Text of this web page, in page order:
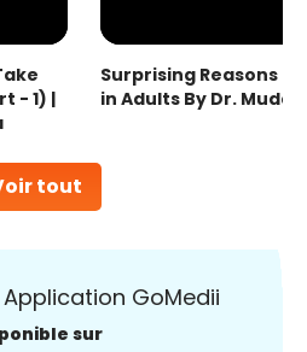
tout
- 1) |
Surprising Reasons
in Adults By Dr.
Application GoMedii
sur